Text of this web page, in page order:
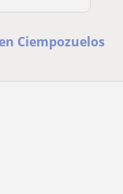
Ciempozuelos